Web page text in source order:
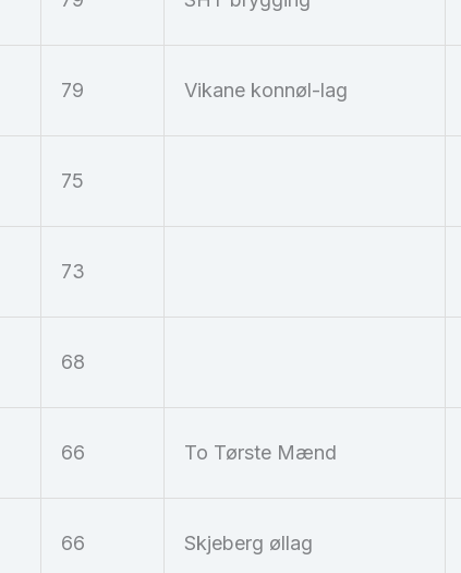
79 Vikane konnøl-lag
75
73
68
66 To Tørste Mænd
66 Skjeberg øllag